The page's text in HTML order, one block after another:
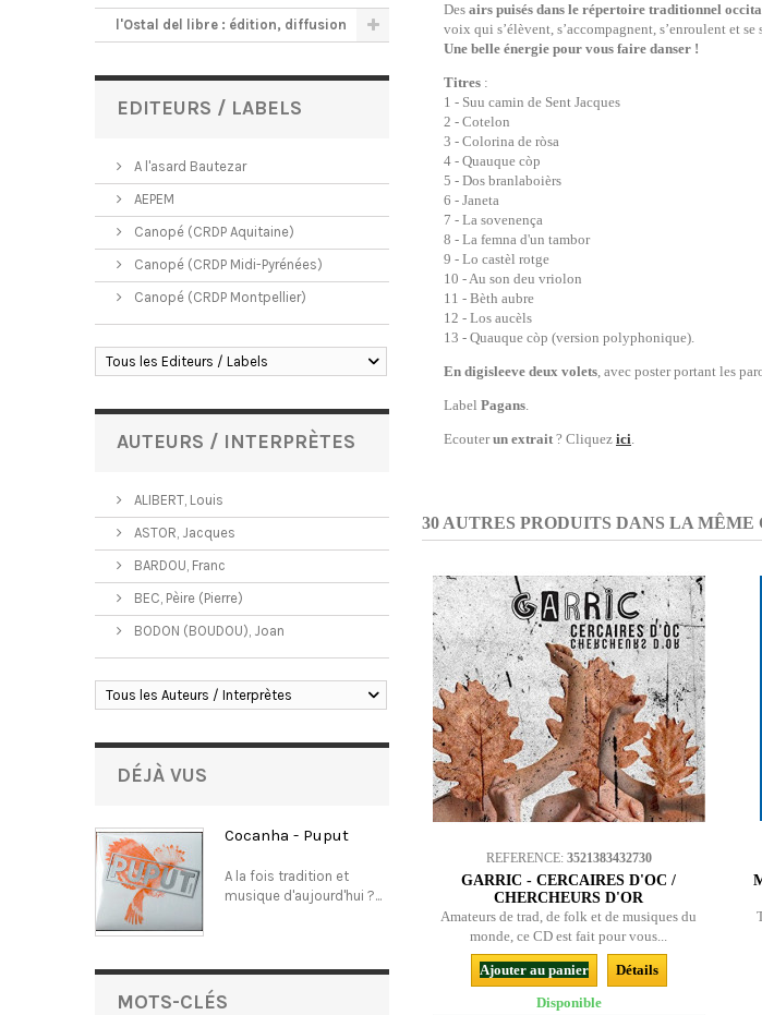
l'Ostal del libre : édition, diffusion
EDITEURS / LABELS
A l'asard Bautezar
AEPEM
Canopé (CRDP Aquitaine)
Canopé (CRDP Midi-Pyrénées)
Canopé (CRDP Montpellier)
Tous les Editeurs / Labels
AUTEURS / INTERPRÈTES
ALIBERT, Louis
ASTOR, Jacques
BARDOU, Franc
BEC, Pèire (Pierre)
BODON (BOUDOU), Joan
Tous les Auteurs / Interprètes
DÉJÀ VUS
Cocanha - Puput
A la fois tradition et
musique d'aujourd'hui ?...
MOTS-CLÉS
Des airs puisés dans le répertoire traditionnel
voix qui s’élèvent, s’accompagnent, s’enroulent et
Une belle énergie pour vous faire danser !
Titres :
1 - Suu camin de Sent Jacques
2 - Cotelon
3 - Colorina de ròsa
4 - Quauque còp
5 - Dos branlaboièrs
6 - Janeta
7 - La sovenença
8 - La femna d'un tambor
9 - Lo castèl rotge
10 - Au son deu vriolon
11 - Bèth aubre
12 - Los aucèls
13 - Quauque còp (version polyphonique).
En digisleeve deux volets, avec poster portant les
Label Pagans.
Ecouterun extrait ? Cliquez ici.
30 AUTRES PRODUITS DANS LA MÊME
REFERENCE: 3521383432730
GARRIC - CERCAIRES D'OC /
CHERCHEURS D'OR
Amateurs de trad, de folk et de musiques du
monde, ce CD est fait pour vous...
Ajouter au panier
Détails
Disponible